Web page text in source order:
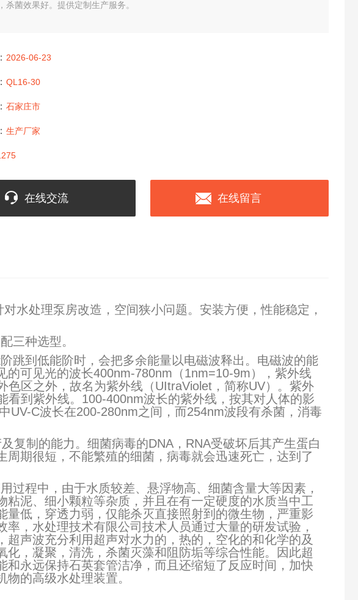
杀菌效果好。提供定制生产服务。
2026-06-23
QL16-30
石家庄市
生产厂家
在线交流 在线留言
对水处理泵房改造，空间狭小问题。安装方便，性能稳定，
三种选型。
跳到低能阶时，会把多余能量以电磁波释出。电磁波的能
可见光的波长400nm-780nm（1nm=10-9m），紫外线
区之外，故名为紫外线（UItraViolet，简称UV）。紫外
到紫外线。100-400nm波长的紫外线，按其对人体的影
UV-C波长在200-280nm之间，而254nm波段有杀菌，消毒
复制的能力。细菌病毒的DNA，RNA受破坏后其产生蛋白
期很短，不能繁殖的细菌，病毒就会迅速死亡，达到了
过程中，由于水质较差、悬浮物高、细菌含量大等因素，
泥、细小颗粒等杂质，并且在有一定硬度的水质当中工
低，穿透力弱，仅能杀灭直接照射到的微生物，严重影
，水处理技术有限公司技术人员通过大量的研发试验，
声波充分利用超声对水力的，热的，空化的和化学的及
，凝聚，清洗，杀菌灭藻和阻防垢等综合性能。因此超
永远保持石英套管洁净，而且还缩短了反应时间，加快
的高级水处理装置。